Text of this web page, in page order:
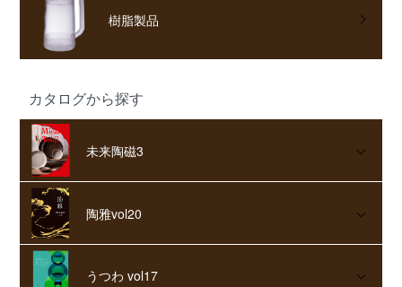
樹脂製品
カタログから探す
未来陶磁3
陶雅vol20
うつわ vol17